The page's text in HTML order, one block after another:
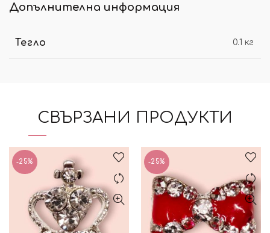
Допълнителна информация
Тегло 0.1 кг
СВЪРЗАНИ ПРОДУКТИ
-25% -25%